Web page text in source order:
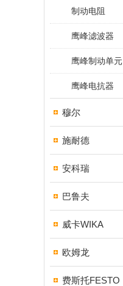
制动电阻
鹰峰滤波器
鹰峰制动单元
鹰峰电抗器
穆尔
施耐德
安科瑞
巴鲁夫
威卡WIKA
欧姆龙
费斯托FESTO